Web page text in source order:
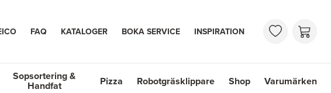
FAQ KATALOGER BOKA SERVICE INSPIRATION
Sopsortering &
Handfat Pizza Robotgräsklippare Shop Varumärken